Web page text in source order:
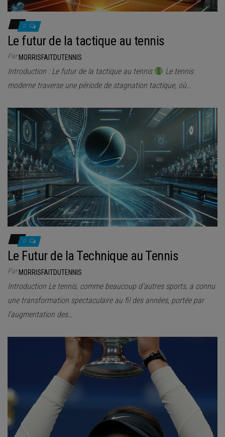
0
Le futur de la tactique au tennis
ParMORRISFAITDUTENNIS
Introduction : Le futur de la tactique au tennis
Le tennis
moderne traverse une période de stagnation tactique, où…
0
Le Futur de la Technique au Tennis
ParMORRISFAITDUTENNIS
Introduction Le tennis, comme beaucoup d’autres sports, a connu
une transformation spectaculaire au fil des années, portée par
l’augmentation des…